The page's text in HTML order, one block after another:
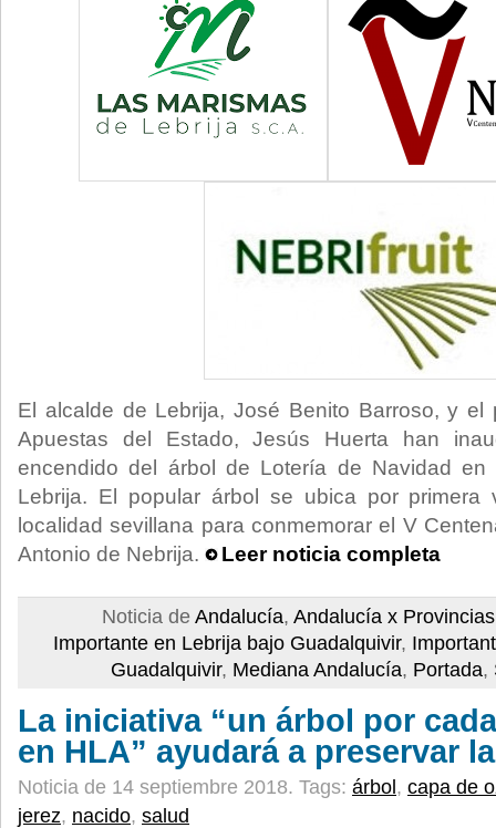
El alcalde de Lebrija, José Benito Barroso, y el
Apuestas del Estado, Jesús Huerta han
encendido del árbol de Lotería de Navidad
Lebrija. El popular árbol se ubica por
localidad sevillana para conmemorar el V
Antonio de Nebrija.
Leer noticia completa
Noticia de Andalucía, Andalucía x Provincias
Importante en Lebrija bajo Guadalquivir,
Guadalquivir, Mediana Andalucía, Portada,
La iniciativa “un árbol por
en HLA” ayudará a preservar
Noticia de 14 septiembre 2018. Tags: árbol , capa de
jerez, nacido, salud